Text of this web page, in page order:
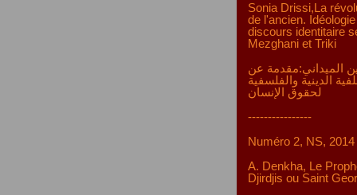
Sonia Drissi,La
de l'ancien.
discours identitaire
Mezghani et Triki
الميداني:مقدمة عن
الدينية والفلسفية
لحقوق الإنسان
----------------
Numéro 2, NS, 2014
A. Denkha, Le
Djirdjis ou Saint